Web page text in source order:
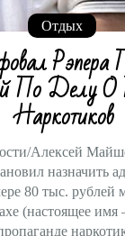
Отдых
По Делу О
Наркотиков
Алексей
назначить
80 тыс. рублей
(настоящее